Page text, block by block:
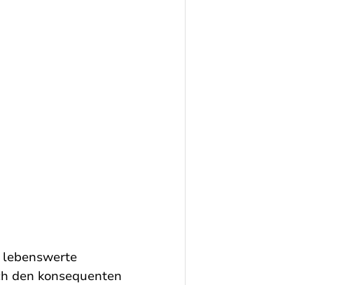
den konsequenten